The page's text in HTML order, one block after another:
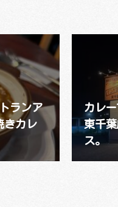
ランア
きカレ
カレ
東千
ス。